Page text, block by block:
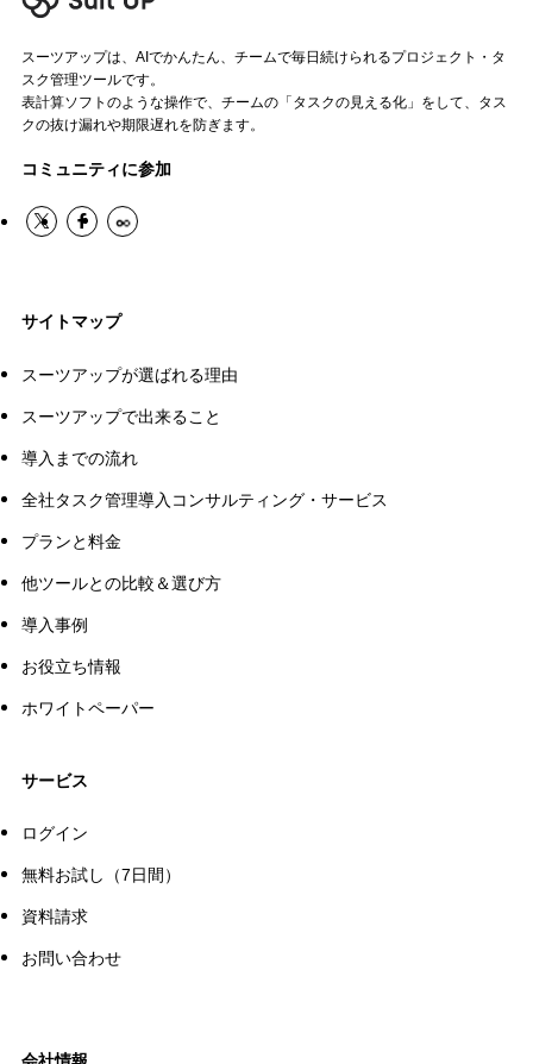
スーツアップは、AIでかんたん、チームで毎日続けられるプロジェクト・タ
スク管理ツールです。
表計算ソフトのような操作で、チームの「タスクの見える化」をして、タス
クの抜け漏れや期限遅れを防ぎます。
コミュニティに参加
サイトマップ
スーツアップが選ばれる理由
スーツアップで出来ること
導入までの流れ
全社タスク管理導入コンサルティング・サービス
プランと料金
他ツールとの比較＆選び方
導入事例
お役立ち情報
ホワイトペーパー
サービス
ログイン
無料お試し（7日間）
資料請求
お問い合わせ